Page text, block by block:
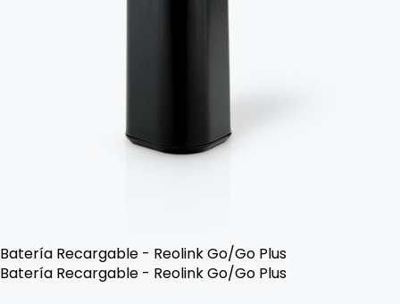
Batería Recargable - Reolink Go/Go Plus
Batería Recargable - Reolink Go/Go Plus